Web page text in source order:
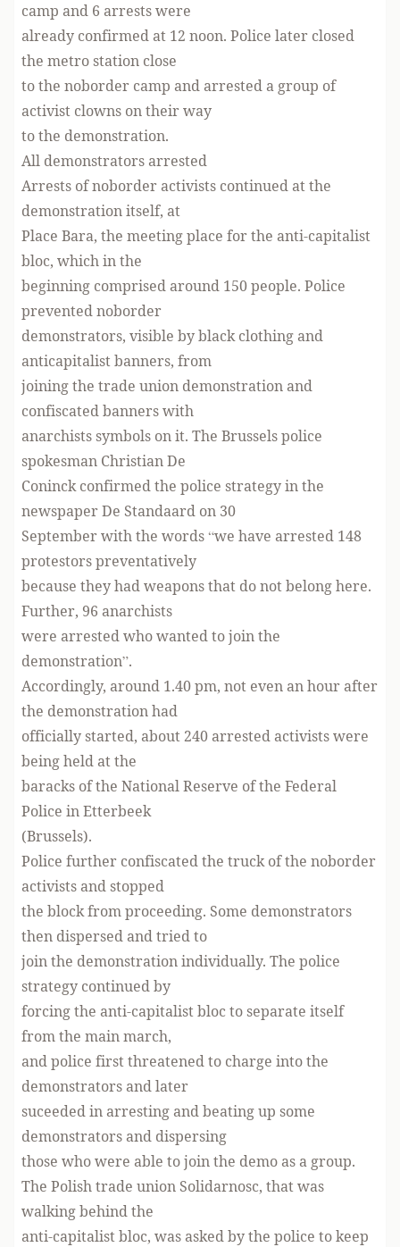
camp and 6 arrests were
already confirmed at 12 noon. Police later closed
the metro station close
to the noborder camp and arrested a group of
activist clowns on their way
to the demonstration.
All demonstrators arrested
Arrests of noborder activists continued at the
demonstration itself, at
Place Bara, the meeting place for the anti-capitalist
bloc, which in the
beginning comprised around 150 people. Police
prevented noborder
demonstrators, visible by black clothing and
anticapitalist banners, from
joining the trade union demonstration and
confiscated banners with
anarchists symbols on it. The Brussels police
spokesman Christian De
Coninck confirmed the police strategy in the
newspaper De Standaard on 30
September with the words “we have arrested 148
protestors preventatively
because they had weapons that do not belong here.
Further, 96 anarchists
were arrested who wanted to join the
demonstration”.
Accordingly, around 1.40 pm, not even an hour after
the demonstration had
officially started, about 240 arrested activists were
being held at the
baracks of the National Reserve of the Federal
Police in Etterbeek
(Brussels).
Police further confiscated the truck of the noborder
activists and stopped
the block from proceeding. Some demonstrators
then dispersed and tried to
join the demonstration individually. The police
strategy continued by
forcing the anti-capitalist bloc to separate itself
from the main march,
and police first threatened to charge into the
demonstrators and later
suceeded in arresting and beating up some
demonstrators and dispersing
those who were able to join the demo as a group.
The Polish trade union Solidarnosc, that was
walking behind the
anti-capitalist bloc, was asked by the police to keep